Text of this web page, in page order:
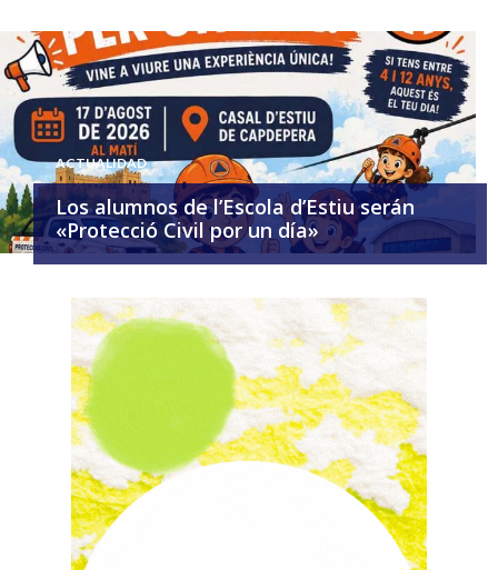
ACTUALIDAD
Los alumnos de l’Escola d’Estiu serán
«Protecció Civil por un día»